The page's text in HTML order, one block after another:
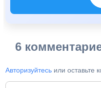
6
Авторизуйтесь или оставьте